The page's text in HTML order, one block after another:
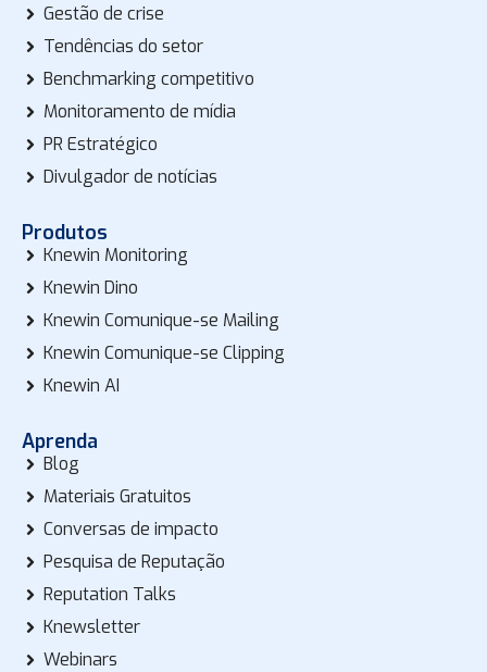
Gestão de crise
Tendências do setor
Benchmarking competitivo
Monitoramento de mídia
PR Estratégico
Divulgador de notícias
Produtos
Knewin Monitoring
Knewin Dino
Knewin Comunique-se Mailing
Knewin Comunique-se Clipping
Knewin AI
Aprenda
Blog
Materiais Gratuitos
Conversas de impacto
Pesquisa de Reputação
Reputation Talks
Knewsletter
Webinars